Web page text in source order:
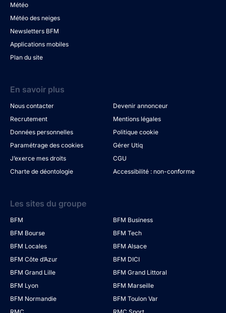
Météo
Météo des neiges
Newsletters BFM
Applications mobiles
Plan du site
En savoir plus
Nous contacter
Devenir annonceur
Recrutement
Mentions légales
Données personnelles
Politique cookie
Paramétrage des cookies
Gérer Utiq
J’exerce mes droits
CGU
Charte de déontologie
Accessibilité : non-conforme
Les sites du groupe
BFM
BFM Business
BFM Bourse
BFM Tech
BFM Locales
BFM Alsace
BFM Côte d’Azur
BFM DICI
BFM Grand Lille
BFM Grand Littoral
BFM Lyon
BFM Marseille
BFM Normandie
BFM Toulon Var